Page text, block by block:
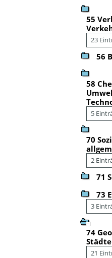
55
23
56
58
5
70
2
71
73
3
74
21